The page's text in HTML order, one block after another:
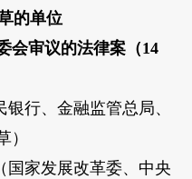
的单位
会审议的法律案（14
银行、金融监管总局、
）
国家发展改革委、中央